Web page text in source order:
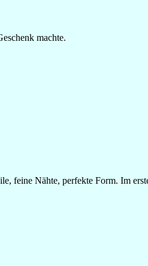
machte.
feine Nähte, perfekte Form. Im